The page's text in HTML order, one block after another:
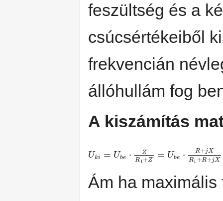
feszültség és a
csúcsértékeiből
frekvencián
állóhullám fog
A kiszámítás
Uki = Ube ⋅
Z
R1+Z = Ube ⋅ R+jX
R1 +R+jX
Ám ha